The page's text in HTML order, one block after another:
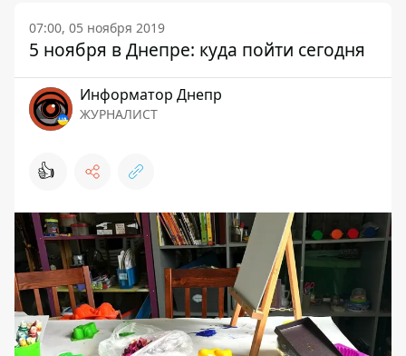
07:00, 05 ноября 2019
5 ноября в Днепре: куда пойти сегодня
Информатор Днепр
ЖУРНАЛИСТ
👍